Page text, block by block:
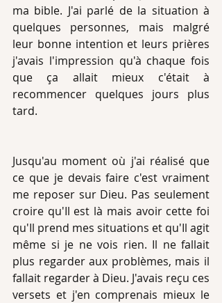
ma bible. J'ai parlé de la situation à
quelques personnes, mais malgré
leur bonne intention et leurs prières
j'avais l'impression qu'à chaque fois
que ça allait mieux c'était à
recommencer quelques jours plus
tard.
Jusqu'au moment où j'ai réalisé que
ce que je devais faire c'est vraiment
me reposer sur Dieu. Pas seulement
croire qu'Il est là mais avoir cette foi
qu'Il prend mes situations et qu'Il agit
même si je ne vois rien. Il ne fallait
plus regarder aux problèmes, mais il
fallait regarder à Dieu. J'avais reçu ces
versets et j'en comprenais mieux le